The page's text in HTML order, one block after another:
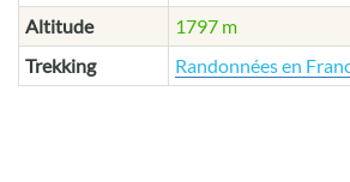
Altitude
1797 m
Trekking
Randonnées en